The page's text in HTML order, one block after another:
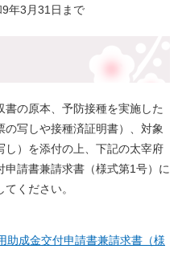
年3月31日まで
の原本、予防接種を実施した
写しや接種済証明書）、対象
）を添付の上、下記の太宰府
請書兼請求書（様式第1号）に
ください。
助成金交付申請書兼請求書（様